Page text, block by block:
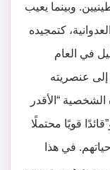
وبينما يعيب
كتمجيده
في العام
إلى عنصريته
“الأقدر
قويًا محتملًا
في هذا